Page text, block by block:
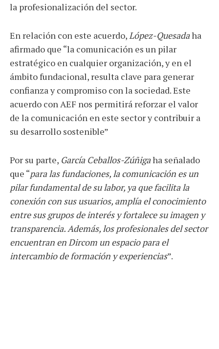
la profesionalización del sector.
En relación con este acuerdo, López-Quesadaha
afirmado que “la comunicación es un pilar
estratégico en cualquier organización, y en el
ámbito fundacional, resulta clave para generar
confianza y compromiso con la sociedad. Este
acuerdo con AEF nos permitirá reforzar el valor
de la comunicación en este sector y contribuir a
su desarrollo sostenible”
Por su parte, García Ceballos-Zúñigaha señalado
que “para las fundaciones, la comunicación es un
pilar fundamental de su labor, ya que facilita la
conexión con sus usuarios, amplía el conocimiento
entre sus grupos de interés y fortalece su imagen y
transparencia. Además, los profesionales del sector
encuentran en Dircom un espacio para el
intercambio de formación y experiencias”.